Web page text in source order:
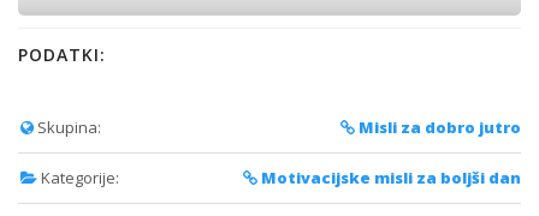
PODATKI:
Skupina: Misli za dobro jutro
Kategorije: Motivacijske misli za boljši dan